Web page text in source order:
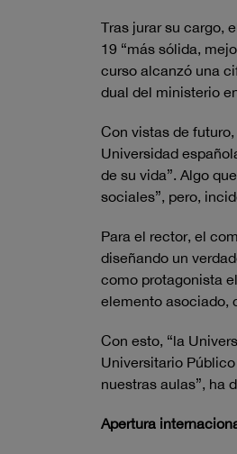
Tras jurar su cargo,
19 “más sólida,
curso alcanzó una
dual del ministerio
Con vistas de
Universidad
de su vida”. Algo
sociales”, pero,
Para el rector, el
diseñando un
como protagonista
elemento asociado,
Con esto, “la
Universitario
nuestras aulas”, ha
Apertura